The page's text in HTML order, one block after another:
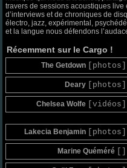
travers de sessions acoustiques
d’interviews et de chroniques de
électro, jazz, expérimental,
et la langue nous défendons
Récemment sur le Cargo !
The Getdown [photos]
Deary [photos]
Chelsea Wolfe [vidéos]
Lakecia Benjamin [photos]
Marine Quéméré